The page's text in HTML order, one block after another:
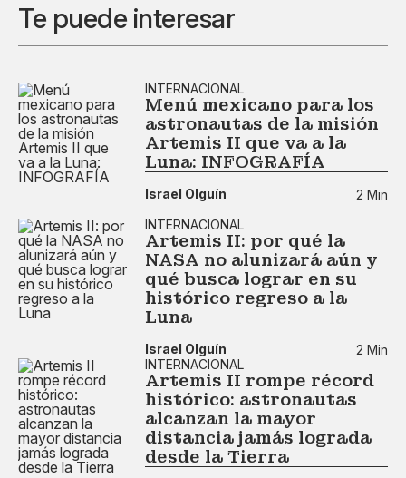
Te puede interesar
INTERNACIONAL
Menú mexicano para los
astronautas de la misión
Artemis II que va a la
Luna: INFOGRAFÍA
Israel Olguín
2 Min
INTERNACIONAL
Artemis II: por qué la
NASA no alunizará aún y
qué busca lograr en su
histórico regreso a la
Luna
Israel Olguín
2 Min
INTERNACIONAL
Artemis II rompe récord
histórico: astronautas
alcanzan la mayor
distancia jamás lograda
desde la Tierra